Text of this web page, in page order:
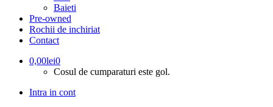
Baieti
Pre-owned
Rochii de inchiriat
Contact
0,00lei0
Cosul de cumparaturi este gol.
Intra in cont